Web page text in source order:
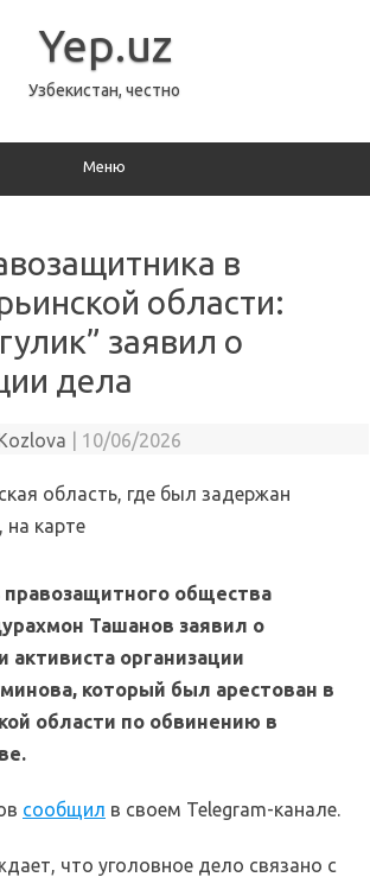
Yep.uz
Узбекистан, честно
Меню
в
области:
заявил о
дела
10/06/2026
общества
Ташанов заявил о
активиста организации
который был арестован в
области по обвинению в
сообщил в своем Telegram-канале.
что уголовное дело связано с